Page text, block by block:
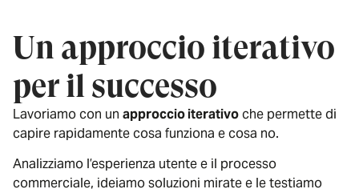
Un approccio iterativo
per il successo
Lavoriamo con un approccio iterativoche permette di
capire rapidamente cosa funziona e cosa no.
Analizziamo l’esperienza utente e il processo
commerciale, ideiamo soluzioni mirate e le testiamo